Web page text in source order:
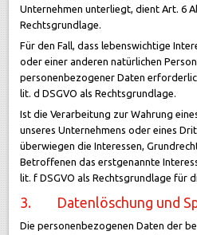
Unternehmen unterliegt, dient Art. 6
Rechtsgrundlage.
Für den Fall, dass lebenswichtige
oder einer anderen natürlichen
personenbezogener Daten
lit. d DSGVO als Rechtsgrundlage.
Ist die Verarbeitung zur Wahrung
unseres Unternehmens oder eines
überwiegen die Interessen,
Betroffenen das erstgenannte
lit. f DSGVO als Rechtsgrundlage für
3. Datenlöschung und
Die personenbezogenen Daten der